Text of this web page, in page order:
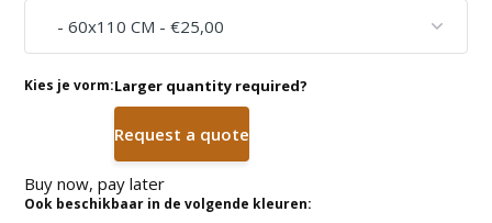
Kies je vorm:Larger quantity required?
Request a quote
Buy now, pay later
Ook beschikbaar in de volgende kleuren: